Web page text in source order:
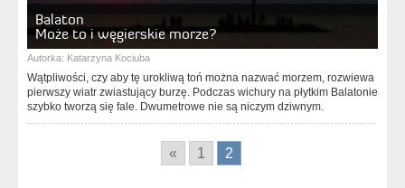
Balaton
Może to i węgierskie morze?
Autorka: Katarzyna Kociuba
Wątpliwości, czy aby tę urokliwą toń można nazwać morzem, rozwiewa
pierwszy wiatr zwiastujący burzę. Podczas wichury na płytkim Balatonie
szybko tworzą się fale. Dwumetrowe nie są niczym dziwnym.
« 1 2